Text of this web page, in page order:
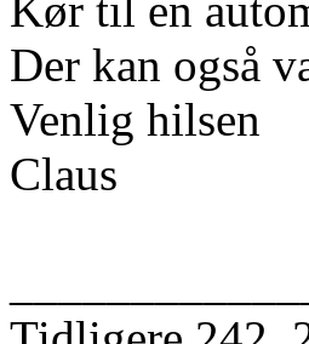
Kør til en
Der kan også
Venlig hilsen
Claus